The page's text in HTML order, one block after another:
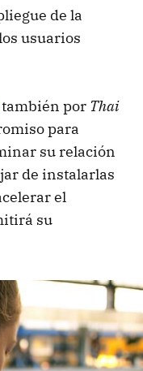
de la
usuarios
también por Thai
para
su relación
de instalarlas
el
su